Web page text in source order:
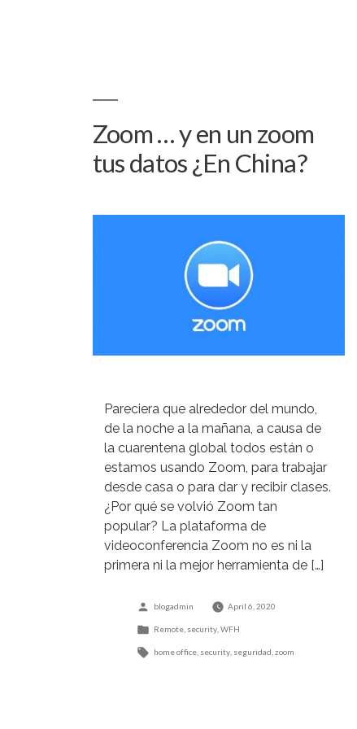
Zoom … y en un zoom
tus datos ¿En China?
Pareciera que alrededor del mundo,
de la noche a la mañana, a causa de
la cuarentena global todos están o
estamos usando Zoom, para trabajar
desde casa o para dar y recibir clases.
¿Por qué se volvió Zoom tan
popular? La plataforma de
videoconferencia Zoom no es ni la
primera ni la mejor herramienta de […]
Posted
by
blogadmin April 6, 2020
Posted
in
Remote, security, WFH
Tags:
home office, security, seguridad zoom